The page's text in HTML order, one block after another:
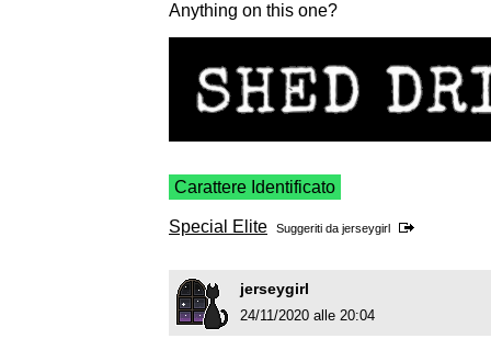
Anything on this one?
Carattere Identificato
Special Elite Suggeriti da jerseygirl
jerseygirl
24/11/2020 alle 20:04